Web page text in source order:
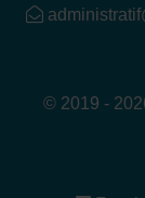
© 2019 -